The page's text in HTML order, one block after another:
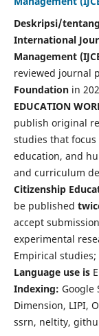
Deskripsi/
International
Management
reviewed journal
Foundationin
EDUCATION
publish original
studies that
education, and
and curriculum
Citizenship
be published
accept
experimental
Empirical
Language use is
Indexing: Google
Dimension, LIPI,
ssrn, neltity,